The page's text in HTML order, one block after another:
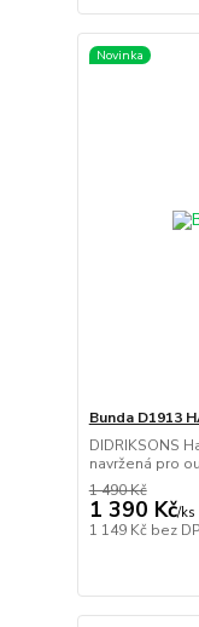
Novinka
Bunda D1913
DIDRIKSONS
navržená pro
1 490 Kč
1 390 Kč/ks
1 149 Kč bez